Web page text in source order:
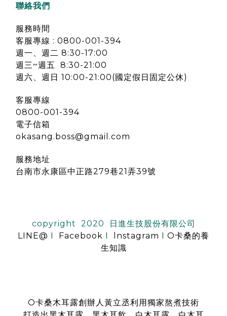
聯絡我們
服務時間
客服專線 : 0800-001-394
週一、週二 8:30-17:00
週三~週五 8:30-21:00
週六、週日 10:00-21:00(國定假日固定公休)
客服專線
0800-001-394
電子信箱
okasang.boss@gmail.com
服務地址
台南市永康區中正路279巷21弄39號
copyright 2020 日進生技股份有限公司
LINE@ I Facebook I lnstagram I O卡桑的養
生知識
O卡桑木耳露創辦人黃立丞利用獨家熬煮技術